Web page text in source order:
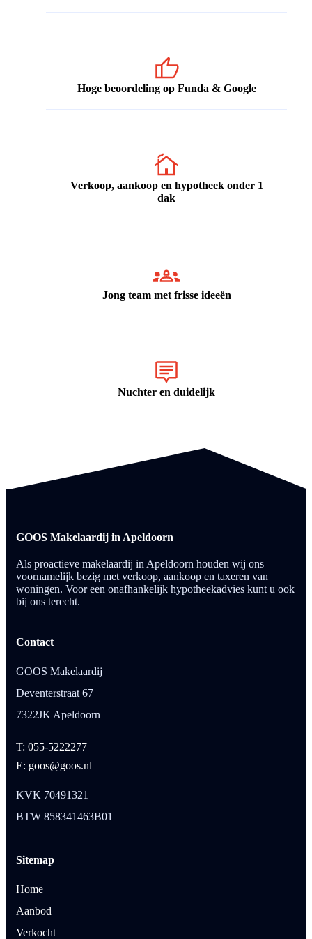
Hoge beoordeling op Funda & Google
Verkoop, aankoop en hypotheek onder 1
dak
Jong team met frisse ideeën
Nuchter en duidelijk
GOOS Makelaardij in Apeldoorn
Als proactieve makelaardij in Apeldoorn houden wij ons
voornamelijk bezig met verkoop, aankoop en taxeren van
woningen. Voor een onafhankelijk hypotheekadvies kunt u ook
bij ons terecht.
Contact
GOOS Makelaardij
Deventerstraat 67
7322JK Apeldoorn
T: 055-5222277
E: goos@goos.nl
KVK 70491321
BTW 858341463B01
Sitemap
Home
Aanbod
Verkocht